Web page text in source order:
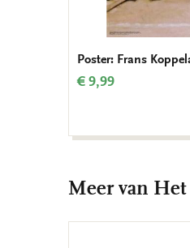
Poster: Frans
€ 9,99
Meer van